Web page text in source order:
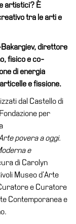
artistici? È
tra le arti e
direttore
fisico e co-
di energia
e fissione.
dal Castello di
per
povera a oggi.
e
di Carolyn
Museo d’Arte
e Curatore
Contemporanea e